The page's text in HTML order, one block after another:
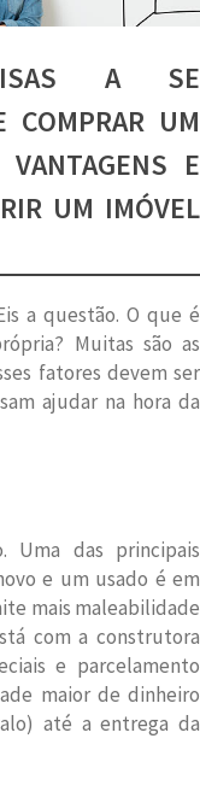
A SE
COMPRAR UM
E
UM IMÓVEL
a questão. O que é
Muitas são as
fatores devem ser
ajudar na hora da
Uma das principais
e um usado é em
mais maleabilidade
com a construtora
e parcelamento
maior de dinheiro
até a entrega da